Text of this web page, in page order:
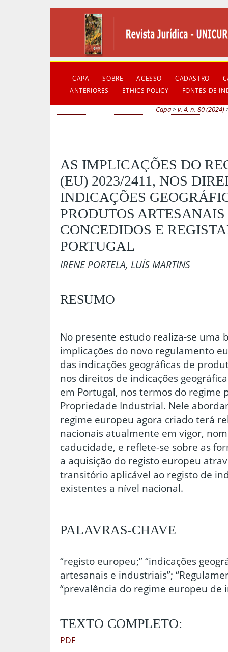
CAPA SOBRE ACESSO CADASTRO
ANTERIORES
ETHICS POLICY FONTES DE
Capa>v. 4, n. 80 (2024)
AS IMPLICAÇÕES DO
(EU) 2023/2411, NOS
INDICAÇÕES
PRODUTOS
CONCEDIDOS E
PORTUGAL
IRENE PORTELA, LUÍS MARTINS
RESUMO
No presente estudo realiza-se uma
implicações do novo regulamento
das indicações geográficas de
nos direitos de indicações
em Portugal, nos termos do regime
Propriedade Industrial. Nele
regime europeu agora criado terá
nacionais atualmente em vigor,
caducidade, e reflete-se sobre as
a aquisição do registo europeu
transitório aplicável ao registo de
existentes a nível nacional.
PALAVRAS-CHAVE
“registo europeu;” “indicações
artesanais e industriais”;
“prevalência do regime europeu de
TEXTO COMPLETO:
PDF